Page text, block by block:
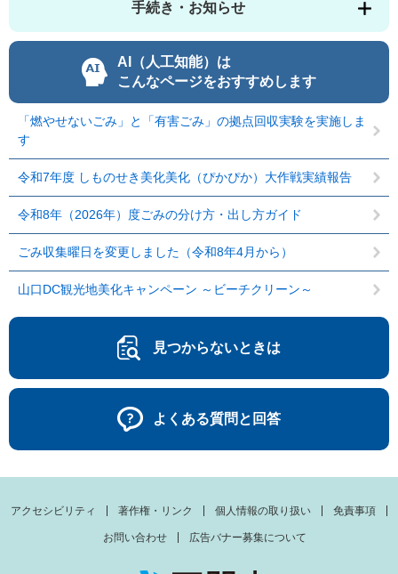
手続き・お知らせ
AI（人工知能）は
こんなページをおすすめします
「燃やせないごみ」と「有害ごみ」の拠点回収実験を実施しま
す
令和7年度 しものせき美化美化（ぴかぴか）大作戦実績報告
令和8年（2026年）度ごみの分け方・出し方ガイド
ごみ収集曜日を変更しました（令和8年4月から）
山口DC観光地美化キャンペーン ～ビーチクリーン～
見つからないときは
よくある質問と回答
アクセシビリティ 著作権・リンク 個人情報の取り扱い 免責事項
お問い合わせ 広告バナー募集について